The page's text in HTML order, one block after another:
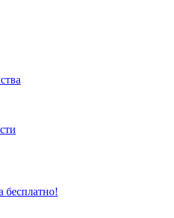
бесплатно!